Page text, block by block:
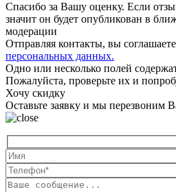
Спасибо за Вашу оценку. Если
значит он будет опубликован в
модерации
Отправляя контакты, вы
персональных данных.
Одно или несколько полей
Пожалуйста, проверьте их и
Хочу скидку
Оставьте заявку и мы перезвоним